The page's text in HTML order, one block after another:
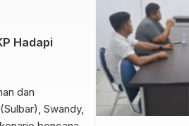
Hadapi
dan
Swandy,